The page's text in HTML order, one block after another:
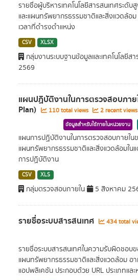
รายชื่อผู้บริหารเทคโนโลยีสารสนเทศระดั
และแผนทรัพยากรธรรมชาติและส่ิงแวดล้อ
เวลาที่ดำรงตำแหน่ง
CSV XLSX
กลุ่มงานระบบฐานข้อมูลและเทคโนโลยีส
2569
แผนปฏิบัติงานในการตรวจสอบภาย
Plan) 110 total views 2 recent views
ข้อมูลสำหรับใช้ภายในหน่วยงาน
แผนการปฏิบัติงานในการตรวจสอบภายใน
แผนทรัพยากรธรรมชาติและสิ่งแวดล้อมในแ
การปฏิบัติงาน
CSV XLS
กลุ่มตรวจสอบภายใน 5 สิงหาคม
รายชื่อระบบสารสนเทศ 434 total
รายชื่อระบบสารสนเทศในความรับผิดชอบ
แผนทรัพยากรธรรมชาติและสิ่งแวดล้อม อ
แอปพลิเคชัน ประกอบด้วย URL ประเภทแ